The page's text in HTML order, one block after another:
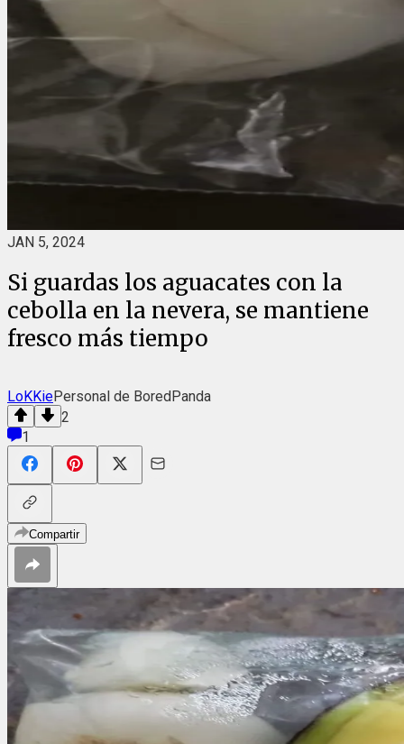
JAN 5, 2024
Si guardas los aguacates con la
cebolla en la nevera, se mantiene
fresco más tiempo
LoKKiePersonal de BoredPanda
2
1
Compartir